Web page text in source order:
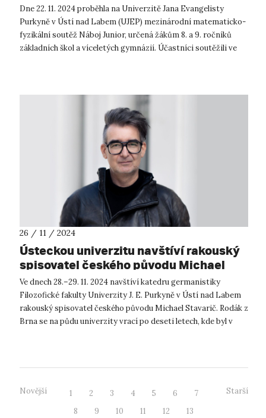
Dne 22. 11. 2024 proběhla na Univerzitě Jana Evangelisty
Purkyně v Ústí nad Labem (UJEP) mezinárodní matematicko-
fyzikální soutěž Náboj Junior, určená žákům 8. a 9. ročníků
základních škol a víceletých gymnázií. Účastníci soutěžili ve
26 / 11 / 2024
Ústeckou univerzitu navštíví rakouský
spisovatel českého původu Michael
Stavarič
Ve dnech 28.–29. 11. 2024 navštíví katedru germanistiky
Filozofické fakulty Univerzity J. E. Purkyně v Ústí nad Labem
rakouský spisovatel českého původu Michael Stavarič. Rodák z
Brna se na půdu univerzity vrací po deseti letech, kde byl v
Novější 1 2 3 4 5 6
7
8
9 10 11 12 13
Starší